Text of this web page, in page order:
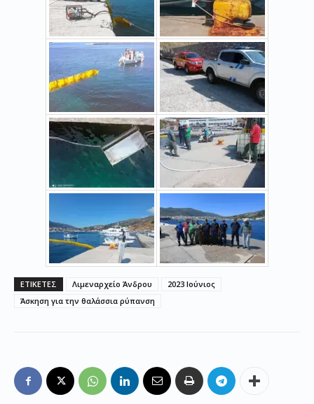
ΕΤΙΚΕΤΕΣ Λιμεναρχείο Άνδρου
2023 Ιούνιος
Άσκηση για την θαλάσσια ρύπανση